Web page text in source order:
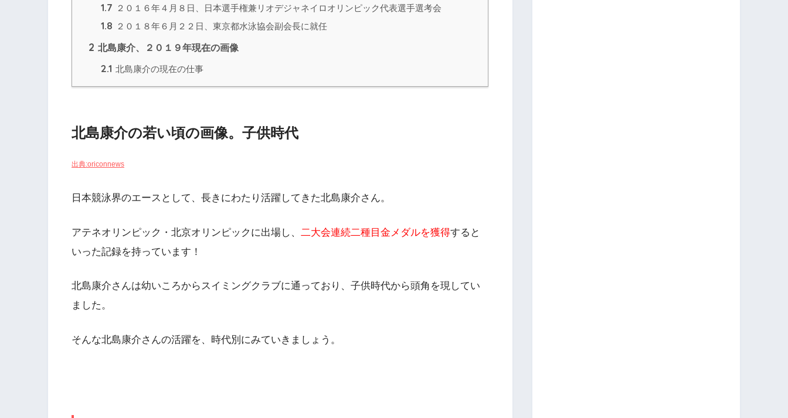
1.7 ２０１６年４月８日、日本選手権兼リオデジャネイロオリンピック代表選手選考会
1.8 ２０１８年６月２２日、東京都水泳協会副会長に就任
2 北島康介、２０１９年現在の画像
2.1 北島康介の現在の仕事
北島康介の若い頃の画像。子供時代
出典:oriconnews
日本競泳界のエースとして、長きにわたり活躍してきた北島康介さん。
アテネオリンピック・北京オリンピックに出場し、 二大会連続二種目金メダルを獲得すると
いった記録を持っています！
北島康介さんは幼いころからスイミングクラブに通っており、子供時代から頭角を現してい
ました。
そんな北島康介さんの活躍を、時代別にみていきましょう。